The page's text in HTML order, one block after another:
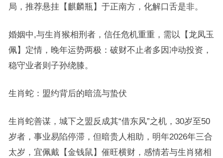
局，推荐悬挂【麒麟瓶】于正南方，化解口舌是非。
婚姻中,与生肖猴相刑者，信任危机重重，需以【龙凤玉
佩】定情，晚年运势两极：破财不止者多因冲动投资，
稳守业者则子孙绕膝。
生肖蛇：盟约背后的暗流与蛰伏
生肖蛇善谋，城下之盟反成其“借东风”之机，30岁至50
岁者，事业易陷停滞，但暗贵人相助，明年2026年三合
太岁，宜佩戴【金钱鼠】催旺横财，感情若与生肖猪相